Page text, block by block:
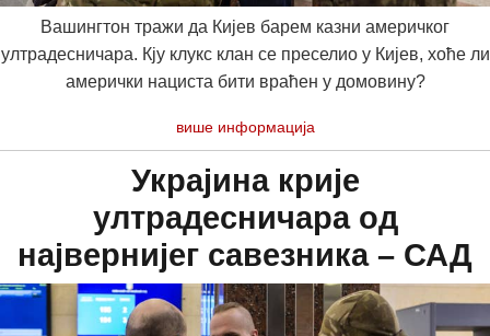
Вашингтон тражи да Кијев барем казни америчког
ултрадесничара. Кју клукс клан се преселио у Кијев, хоће ли
амерички нациста бити враћен у домовину?
више информација
Украјина крије
ултрадесничара од
највернијег савезника – САД